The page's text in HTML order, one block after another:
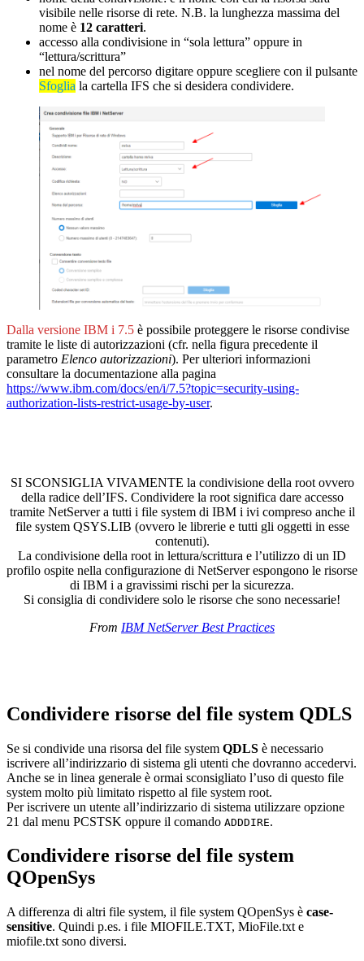
visibile nelle risorse di rete. N.B. la lunghezza massima del
nome è 12 caratteri.
accesso alla condivisione in “sola lettura” oppure in
“lettura/scrittura”
nel nome del percorso digitare oppure scegliere con il pulsante
Sfoglia la cartella IFS che si desidera condividere.
Dalla versione IBM i 7.5 è possibile proteggere le risorse condivise
tramite le liste di autorizzazioni (cfr. nella figura precedente il
parametro Elenco autorizzazioni). Per ulteriori informazioni
consultare la documentazione alla pagina
https://www.ibm.com/docs/en/i/7.5?topic=security-using-
authorization-lists-restrict-usage-by-user.
SI SCONSIGLIA VIVAMENTE la condivisione della root ovvero
della radice dell’IFS. Condividere la root significa dare accesso
tramite NetServer a tutti i file system di IBM i ivi compreso anche il
file system QSYS.LIB (ovvero le librerie e tutti gli oggetti in esse
contenuti).
La condivisione della root in lettura/scrittura e l’utilizzo di un ID
profilo ospite nella configurazione di NetServer espongono le risorse
di IBM i a gravissimi rischi per la sicurezza.
Si consiglia di condividere solo le risorse che sono necessarie!
From IBM NetServer Best Practices
Condividere risorse del file system QDLS
Se si condivide una risorsa del file system QDLS è necessario
iscrivere all’indirizzario di sistema gli utenti che dovranno accedervi.
Anche se in linea generale è ormai sconsigliato l’uso di questo file
system molto più limitato rispetto al file system root.
Per iscrivere un utente all’indirizzario di sistema utilizzare opzione
21 dal menu PCSTSK oppure il comando ADDDIRE.
Condividere risorse del file system
QOpenSys
A differenza di altri file system, il file system QOpenSys è case-
sensitive. Quindi p.es. i file MIOFILE.TXT, MioFile.txt e
miofile.txt sono diversi.